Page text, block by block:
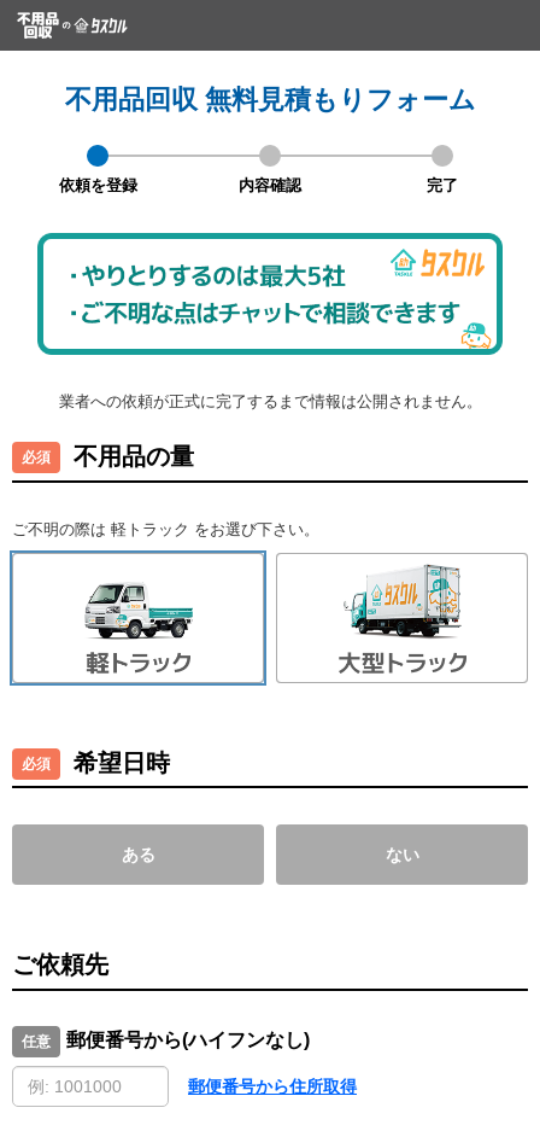
不用品回収 無料見積もりフォーム
依頼を登録 内容確認 完了
業者への依頼が正式に完了するまで情報は公開されません。
不用品の量
ご不明の際は 軽トラック をお選び下さい。
希望日時
ある ない
ご依頼先
郵便番号から(ハイフンなし)
郵便番号から住所取得